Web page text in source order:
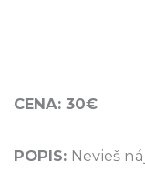
CENA: 30€
POPIS: Nevieš